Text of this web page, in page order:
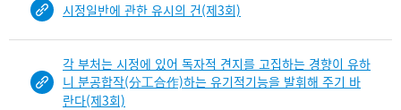
시정일반에 관한 유시의 건(제3회)
각 부처는 시정에 있어 독자적 견지를 고집하는 경향이 유하
니 분공합작(分工合作)하는 유기적기능을 발휘해 주기 바
란다(제3회)